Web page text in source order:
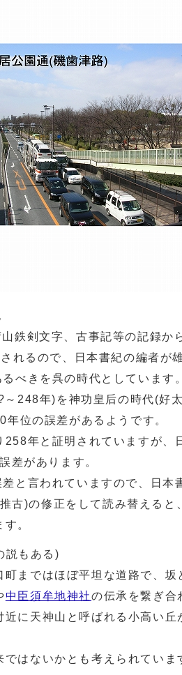
鉄剣文字、古事記等の記録か
れるので、日本書紀の編者が
べきを呉の時代としています。
248年)を神功皇后の時代(好
位の誤差があるようです。
年と証明されていますが、
差があります。
と言われていますので、日本
古)の修正をして読み替えると
。
説もある)
まではほぼ平坦な道路で、坂
中臣須牟地神社の伝承を繋ぎ合
に天神山と呼ばれる小高い丘
はないかとも考えられていま